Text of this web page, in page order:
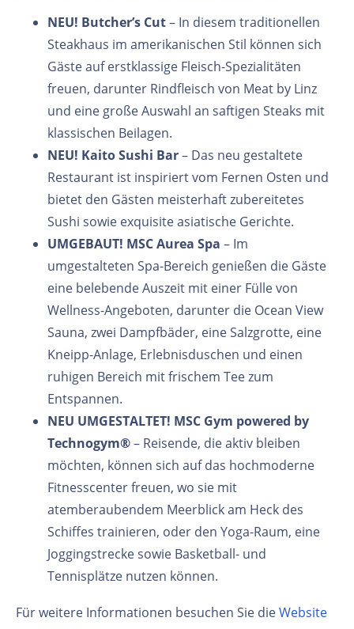
NEU! Butcher’s Cut– In diesem traditionellen
Steakhaus im amerikanischen Stil können sich
Gäste auf erstklassige Fleisch-Spezialitäten
freuen, darunter Rindfleisch von Meat by Linz
und eine große Auswahl an saftigen Steaks mit
klassischen Beilagen.
NEU! Kaito Sushi Bar– Das neu gestaltete
Restaurant ist inspiriert vom Fernen Osten und
bietet den Gästen meisterhaft zubereitetes
Sushi sowie exquisite asiatische Gerichte.
UMGEBAUT! MSC Aurea Spa – Im
umgestalteten Spa-Bereich genießen die Gäste
eine belebende Auszeit mit einer Fülle von
Wellness-Angeboten, darunter die Ocean View
Sauna, zwei Dampfbäder, eine Salzgrotte, eine
Kneipp-Anlage, Erlebnisduschen und einen
ruhigen Bereich mit frischem Tee zum
Entspannen.
NEU UMGESTALTET! MSC Gym powered by
Technogym®– Reisende, die aktiv bleiben
möchten, können sich auf das hochmoderne
Fitnesscenter freuen, wo sie mit
atemberaubendem Meerblick am Heck des
Schiffes trainieren, oder den Yoga-Raum, eine
Joggingstrecke sowie Basketball- und
Tennisplätze nutzen können.
Für weitere Informationen besuchen Sie dieWebsite